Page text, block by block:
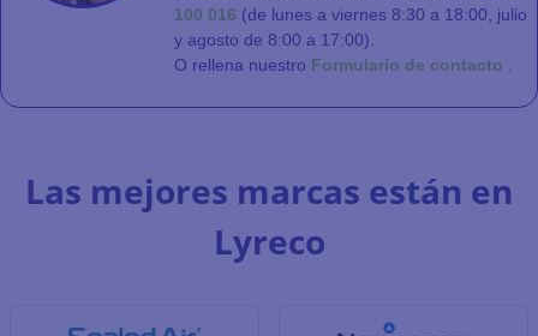
100 016 (de lunes a viernes 8:30 a 18:00, julio
y agosto de 8:00 a 17:00).
O rellena nuestro Formulario de contacto
Las mejores marcas están en
Lyreco